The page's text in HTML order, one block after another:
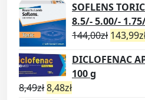
SOFLENS
8.5/- 5.00/-
144,00zł 143,99
DICLOFENAC
100 g
8,49zł8,48zł